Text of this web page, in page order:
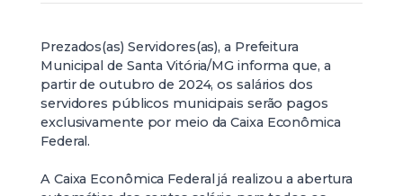
Prezados(as) Servidores(as), a Prefeitura
Municipal de Santa Vitória/MG informa que, a
partir de outubro de 2024, os salários dos
servidores públicos municipais serão pagos
exclusivamente por meio da Caixa Econômica
Federal.
A Caixa Econômica Federal já realizou a abertura